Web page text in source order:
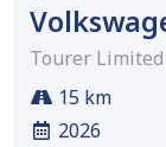
Tourer Limited
15 km
2026